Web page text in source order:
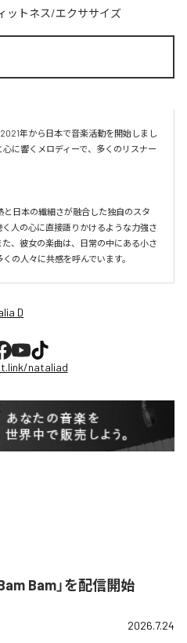
ットネス/エクササイズ
年から日本で音楽活動を開始しまし
に響くメロディーで、多くのリスナー
日本の繊細さが融合した独自のスタ
人の心に直接語りかけるような力強さ
、彼女の楽曲は、日常の中にある小さ
の人々に共感を呼んでいます。
D
nataliad
Bam」を配信開始
2026.7.24